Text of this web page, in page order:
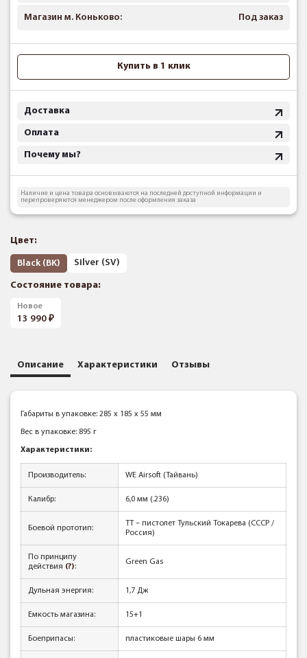
Магазин м. Коньково: Под заказ
Купить в 1 клик
Доставка
Оплата
Почему мы?
Наличие и цена товара основываются на последней доступной информации и
перепроверяются менеджером после оформления заказа
Цвет:
Black (BK) Silver (SV)
Состояние товара:
Новое
13 990
Описание Характеристики Отзывы
Габариты в упаковке: 285 x 185 x 55 мм
Вес в упаковке: 895 г
Характеристики:
Производитель: WE Airsoft (Тайвань)
Калибр: 6,0 мм (.236)
Боевой прототип:
ТТ – пистолет Тульский Токарева (СССР /
Россия)
По принципу
действия (?):
Green Gas
Дульная энергия: 1,7 Дж
Емкость магазина: 15+1
Боеприпасы: пластиковые шары 6 мм